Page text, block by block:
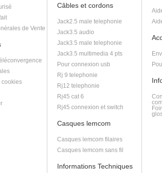
de Vente
cookies
Câbles et cordons
Jack2.5 male telephonie
Jack3.5 audio
Jack3.5 male telephonie
Jack3.5 multimedia 4 pts
Pour connexion usb
Rj 9 telephonie
Rj12 telephonie
Rj45 cat 6
Rj45 connexion et switch
Casques lemcom
Casques lemcom filaires
Casques lemcom sans fil
Informations Techniques